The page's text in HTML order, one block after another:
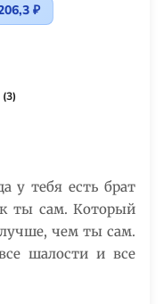
₽
у тебя есть брат
ты сам. Который
чем ты сам.
шалости и все